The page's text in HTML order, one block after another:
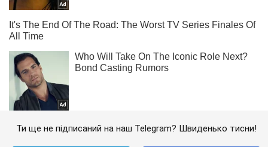
Ти ще не підписаний на наш Telegram? Швиденько тисни!